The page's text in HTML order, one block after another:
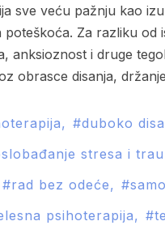
Za razliku
anksioznost i druge
obrasce disanja,
duboko
stresa i
rad bez odeće
psihoterapija